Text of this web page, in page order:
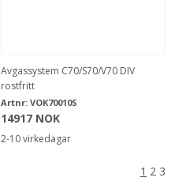
Avgassystem C70/S70/V70 DIV
rostfritt
Artnr: VOK70010S
14917 NOK
2-10 virkedagar
1 2 3